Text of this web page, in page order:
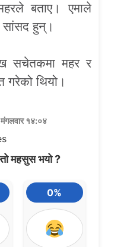
बताए। एमाले
सांसद हुन्।
सचेतकमा महर र
गरेको थियो।
१४:०४
महसुस भयो ?
0%